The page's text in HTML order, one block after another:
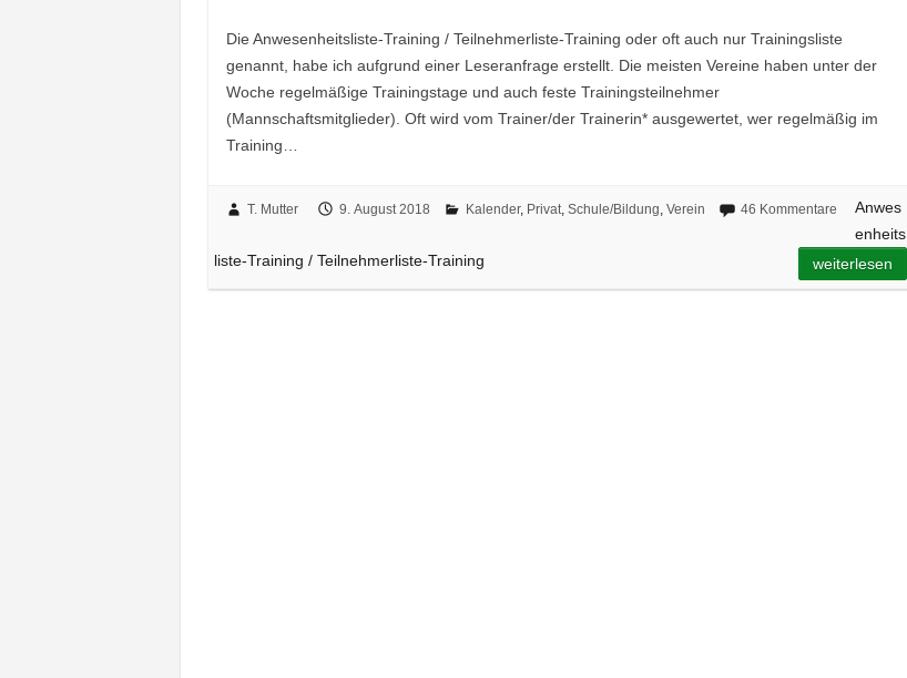
Die Anwesenheitsliste-Training / Teilnehmerliste-Training oder oft auch nur Trainingsliste
genannt, habe ich aufgrund einer Leseranfrage erstellt. Die meisten Vereine haben unter der
Woche regelmäßige Trainingstage und auch feste Trainingsteilnehmer
(Mannschaftsmitglieder). Oft wird vom Trainer/der Trainerin* ausgewertet, wer regelmäßig im
Training…
T. Mutter 9. August 2018 Kalender, Privat, Schule/Bildung, Verein 46 Kommentare
Anwes
enheits
liste-Training / Teilnehmerliste-Training
weiterlesen